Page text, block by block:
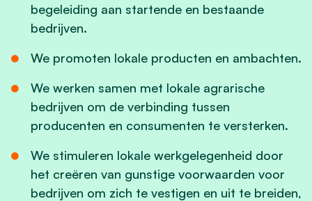
begeleiding aan startende en bestaande
bedrijven.
We promoten lokale producten en ambachten.
We werken samen met lokale agrarische
bedrijven om de verbinding tussen
producenten en consumenten te versterken.
We stimuleren lokale werkgelegenheid door
het creëren van gunstige voorwaarden voor
bedrijven om zich te vestigen en uit te breiden,